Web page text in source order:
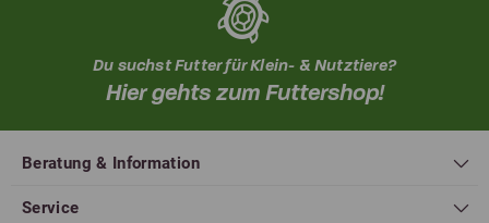
Du suchst Futter für Klein- & Nutztiere?
Hier gehts zum Futtershop!
Beratung & Information
Service